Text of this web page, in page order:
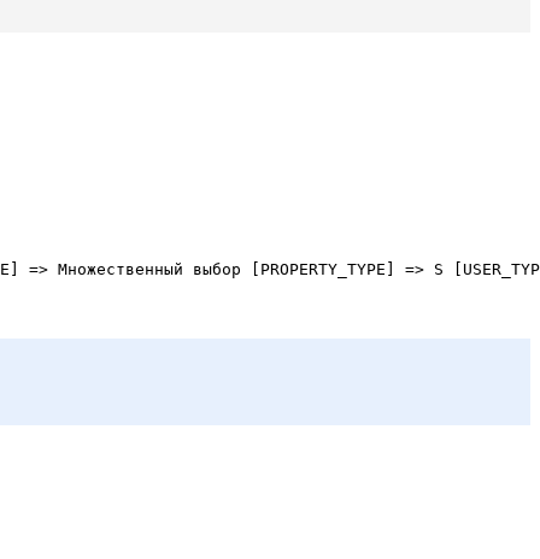
выбор [PROPERTY_TYPE] => S